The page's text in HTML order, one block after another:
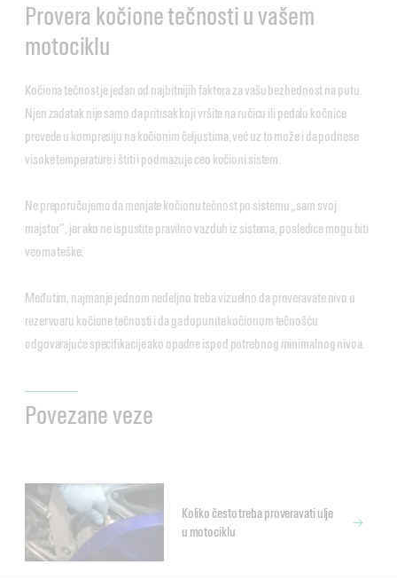
Provera kočione tečnosti u vašem
motociklu
Kočiona tečnost je jedan od najbitnijih faktora za vašu bezbednost na putu.
Njen zadatak nije samo da pritisak koji vršite na ručicu ili pedalu kočnice
prevede u kompresiju na kočionim čeljustima, već uz to može i da podnese
visoke temperature i štiti i podmazuje ceo kočioni sistem.
Ne preporučujemo da menjate kočionu tečnost po sistemu „sam svoj
majstor”, jer ako ne ispustite pravilno vazduh iz sistema, posledice mogu biti
veoma teške.
Međutim, najmanje jednom nedeljno treba vizuelno da proveravate nivo u
rezervoaru kočione tečnosti i da ga dopunite kočionom tečnošću
odgovarajuće specifikacije ako opadne ispod potrebnog minimalnog nivoa.
Povezane veze
Koliko često treba proveravati ulje
u motociklu